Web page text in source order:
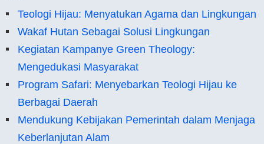
Teologi Hijau: Menyatukan Agama dan Lingkungan
Wakaf Hutan Sebagai Solusi Lingkungan
Kegiatan Kampanye Green Theology:
Mengedukasi Masyarakat
Program Safari: Menyebarkan Teologi Hijau ke
Berbagai Daerah
Mendukung Kebijakan Pemerintah dalam Menjaga
Keberlanjutan Alam